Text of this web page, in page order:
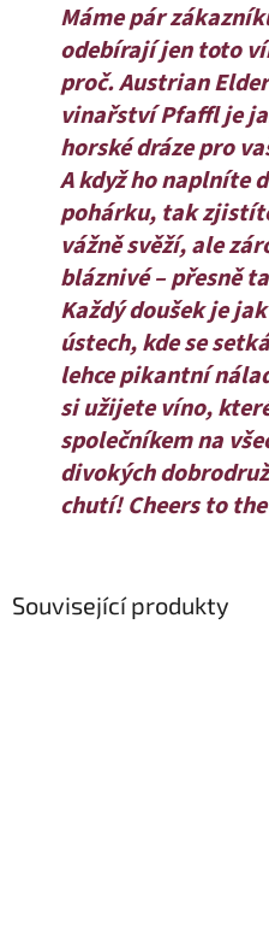
Máme pár
odebírají jen toto
proč. Austrian
vinařství Pfaffl je
horské dráze pro
A když ho naplníte
pohárku, tak
vážně svěží, ale
bláznivé – přesně
Každý doušek je
ústech, kde se
lehce pikantní
si užijete víno,
společníkem na
divokých
chutí! Cheers to
Související produkty